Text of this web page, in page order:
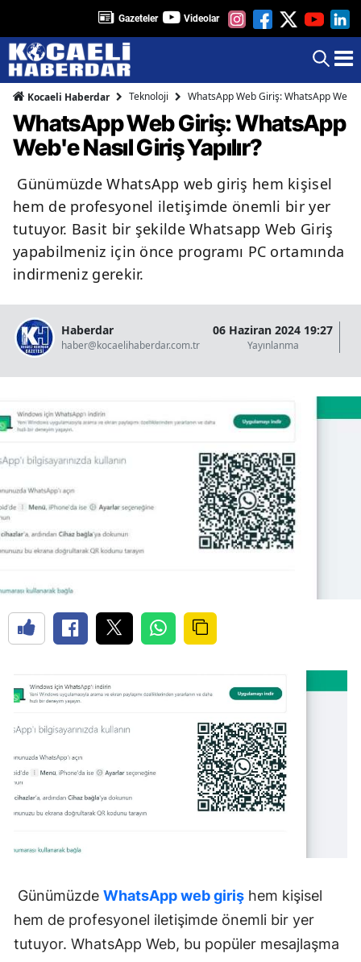
Gazeteler Videolar
Kocaeli Haberdar Teknoloji WhatsApp Web Giriş: WhatsApp Web'e
WhatsApp Web Giriş: WhatsApp
Web'e Nasıl Giriş Yapılır?
Günümüzde WhatsApp web giriş hem kişisel
hem de profesyonel iletişimde önemli bir yer
tutuyor. Basit bir şekilde Whatsapp Web Giriş
yapabilmeniz için önce programı PC ortamında
indirmeniz gerekir.
Haberdar
haber@kocaelihaberdar.com.tr
06 Haziran 2024 19:27
Yayınlanma
Günümüzde WhatsApp web giriş hem kişisel
hem de profesyonel iletişimde önemli bir yer
tutuyor. WhatsApp Web, bu popüler mesajlaşma